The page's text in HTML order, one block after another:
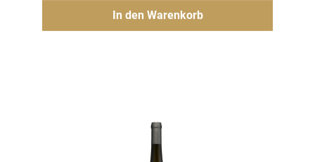
In den Warenkorb
Hinzufügen